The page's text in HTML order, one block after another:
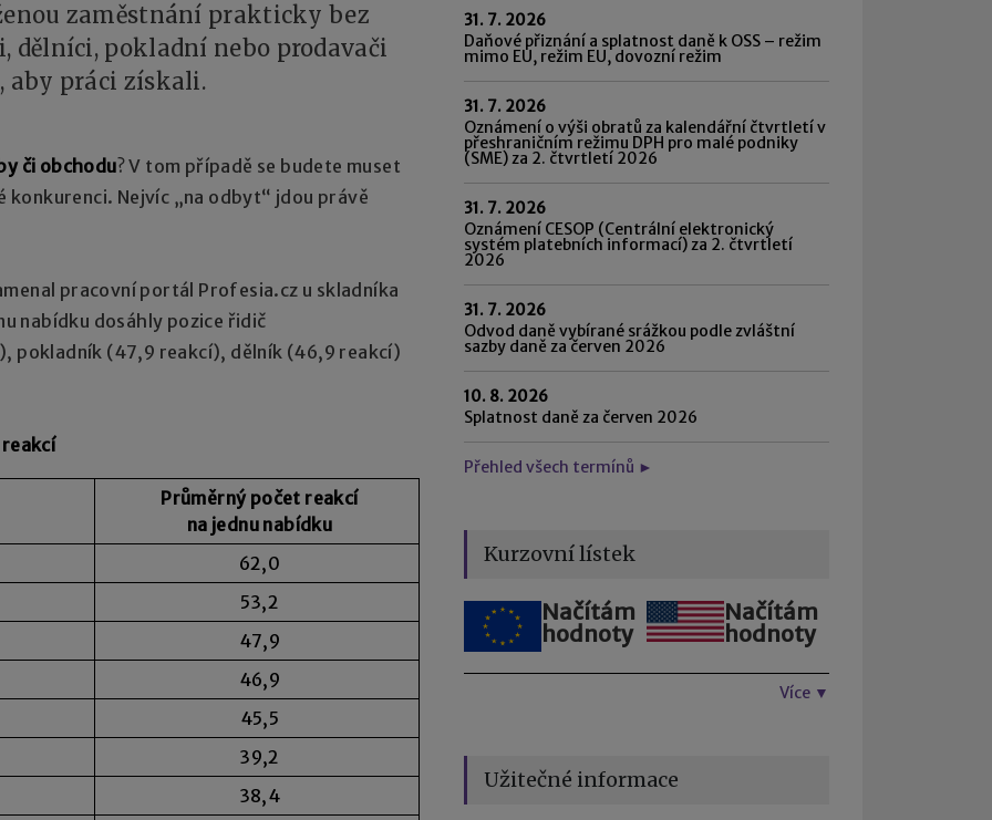
zaměstnání prakticky bez
dělníci, pokladní nebo prodavači
aby práci získali.
či obchodu? V tom případě se budete muset
Nejvíc „na odbyt“ jdou právě
pracovní portál Profesia.cz u skladníka
nabídku dosáhly pozice řidič
pokladník (47,9 reakcí), dělník (46,9 reakcí)
reakcí
Průměrný počet reakcí
na jednu nabídku
62,0
53,2
47,9
46,9
45,5
39,2
38,4
31. 7. 2026
Daňové přiznání a splatnost daně k OSS – režim
mimo EU, režim EU, dovozní režim
31. 7. 2026
Oznámení o výši obratů za kalendářní čtvrtletí v
přeshraničním režimu DPH pro malé podniky
(SME) za 2. čtvrtletí 2026
31. 7. 2026
Oznámení CESOP (Centrální elektronický
systém platebních informací) za 2. čtvrtletí
2026
31. 7. 2026
Odvod daně vybírané srážkou podle zvláštní
sazby daně za červen 2026
10. 8. 2026
Splatnost daně za červen 2026
Přehled všech termínů ►
Kurzovní lístek
Načítám
hodnoty
Načítám
hodnoty
Více ▼
Užitečné informace